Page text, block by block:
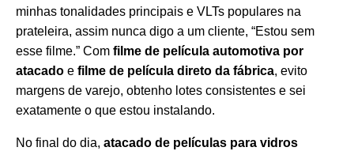
minhas tonalidades principais e VLTs populares na
prateleira, assim nunca digo a um cliente, “Estou sem
esse filme.” Com filme de película automotiva por
atacado e filme de película direto da fábrica, evito
margens de varejo, obtenho lotes consistentes e sei
exatamente o que estou instalando.
No final do dia, atacado de películas para vidros